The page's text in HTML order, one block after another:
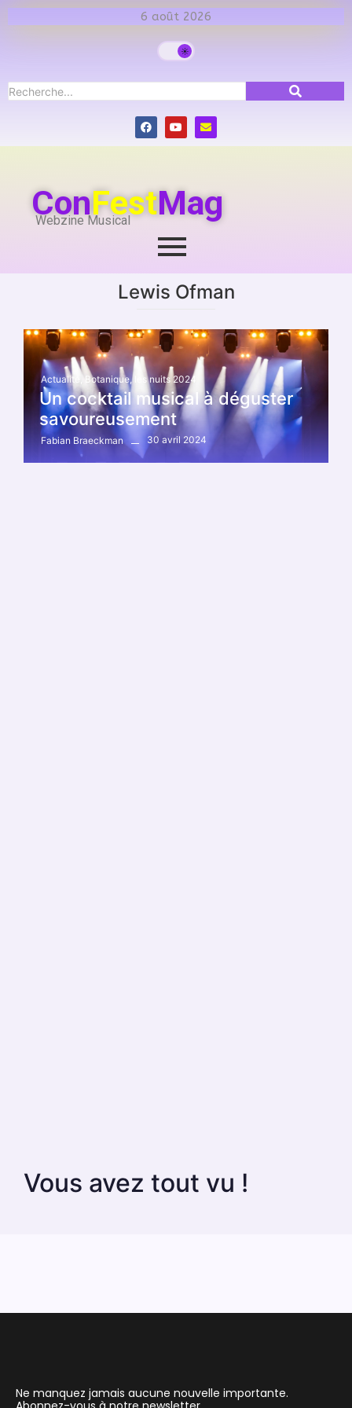
6 août 2026
ConFestMag
Webzine Musical
Lewis Ofman
Actualité Botanique, les nuits 2024
Un cocktail musical à déguster
savoureusement
Fabian Braeckman 30 avril 2024
Vous avez tout vu !
Ne manquez jamais aucune nouvelle importante.